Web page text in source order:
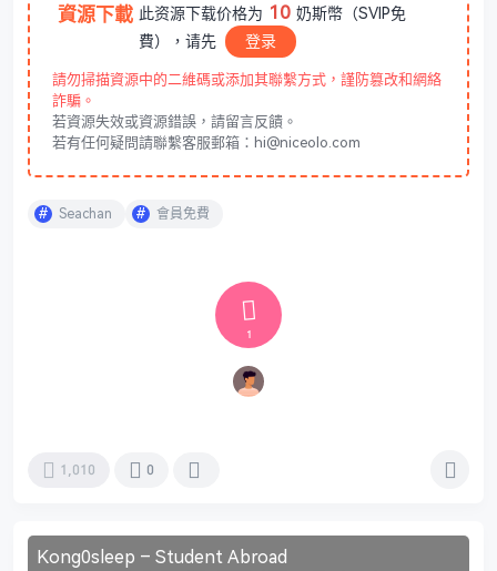
資源下載 此资源下载价格为 10 奶斯幣（SVIP免
費），请先
登录
請勿掃描資源中的二維碼或添加其聯繫方式，謹防篡改和網絡
詐騙。
若資源失效或資源錯誤，請留言反饋。
若有任何疑問請聯繫客服郵箱：hi@niceolo.com
Seachan 會員免費
1
1,010 0
Kong0sleep – Student Abroad